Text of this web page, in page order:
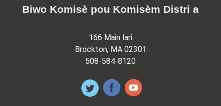
Biwo Komisè pou Komisèm Distri a
166 Main lari
Brockton, MA 02301
508-584-8120